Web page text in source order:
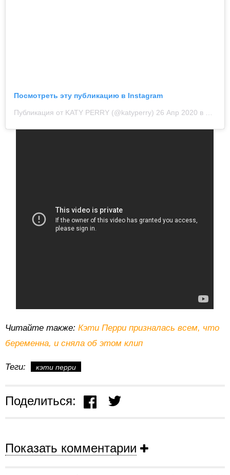
Посмотреть эту публикацию в Instagram
Публикация от KATY PERRY (@katyperry) 26 Апр 2020 в 2:13 PDT
Читайте также: Кэти Перри призналась всем, что
беременна, и сняла об этом клип
Теги: кэти перри
Поделиться:
Показать комментарии